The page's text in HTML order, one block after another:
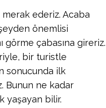
ederiz. Acaba
önemlisi
görme çabasına gireriz.
bir turistle
sonucunda ilk
Bunun ne kadar
yaşayan bilir.